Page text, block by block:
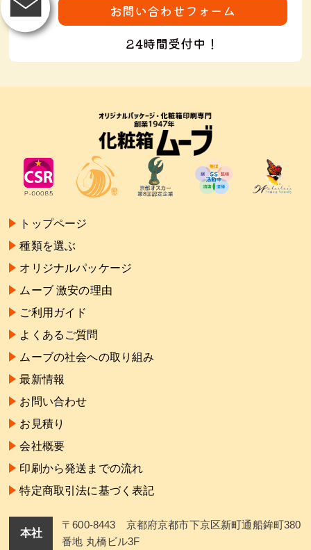
お問い合わせフォーム
24時間受付中！
トップページ
種類を選ぶ
オリジナルパッケージ
ムーブ 激安の理由
ご利用ガイド
よくあるご質問
ムーブの社会への取り組み
最新情報
お問い合わせ
お見積り
会社概要
印刷から発送までの流れ
特定商取引法に基づく表記
本社
〒600-8443 京都府京都市下京区新町通船鉾町380
番地 丸橋ビル3F